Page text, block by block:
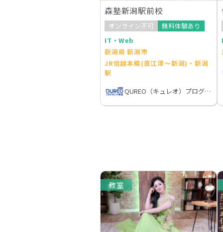
森塾新潟駅前校
オンライン不可
無料体験あり
IT・Web
新潟県 新潟市
JR信越本線(直江津～新潟)・新潟
駅
QUREO（キュレオ）プログラミング教室
教室